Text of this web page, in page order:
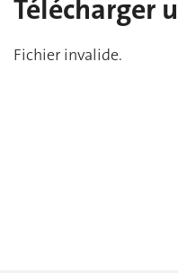
Télécharger
Fichier invalide.